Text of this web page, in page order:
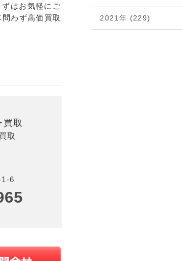
はお気軽にご
わず高価買取
取
取
1-6
2021年 (229)